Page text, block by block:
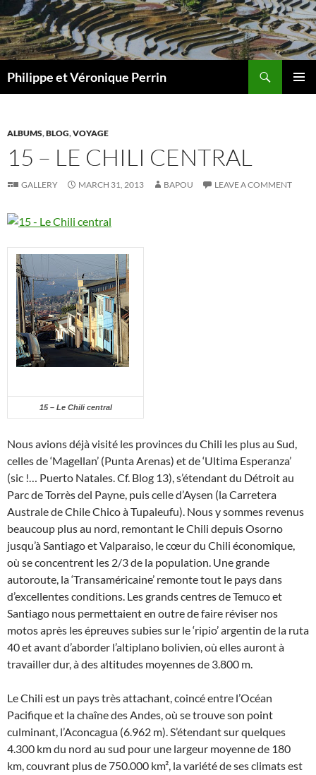
to
content
Philippe et Véronique Perrin
ALBUMS,BLOG,VOYAGE
15 – LE CHILI CENTRAL
GALLERY MARCH 31, 2013 BAPOU LEAVE A COMMENT
15 – Le Chili central
Nous avions déjà visité les provinces du Chili les plus au Sud,
celles de ‘Magellan’ (Punta Arenas) et de ‘Ultima Esperanza’
(sic !… Puerto Natales. Cf. Blog 13), s’étendant du Détroit au
Parc de Torrès del Payne, puis celle d’Aysen (la Carretera
Australe de Chile Chico à Tupaleufu). Nous y sommes revenus
beaucoup plus au nord, remontant le Chili depuis Osorno
jusqu’à Santiago et Valparaiso, le cœur du Chili économique,
où se concentrent les 2/3 de la population. Une grande
autoroute, la ‘Transaméricaine’ remonte tout le pays dans
d’excellentes conditions. Les grands centres de Temuco et
Santiago nous permettaient en outre de faire réviser nos
motos après les épreuves subies sur le ‘ripio’ argentin de la ruta
40 et avant d’aborder l’altiplano bolivien, où elles auront à
travailler dur, à des altitudes moyennes de 3.800 m.
Le Chili est un pays très attachant, coincé entre l’Océan
Pacifique et la chaîne des Andes, où se trouve son point
culminant, l’Aconcagua (6.962 m). S’étendant sur quelques
4.300 km du nord au sud pour une largeur moyenne de 180
km, couvrant plus de 750.000 km², la variété de ses climats est